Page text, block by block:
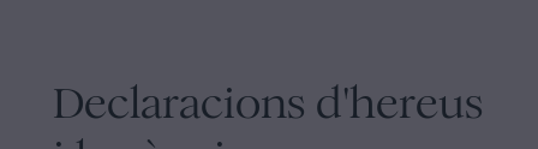
Declaracions d'hereus